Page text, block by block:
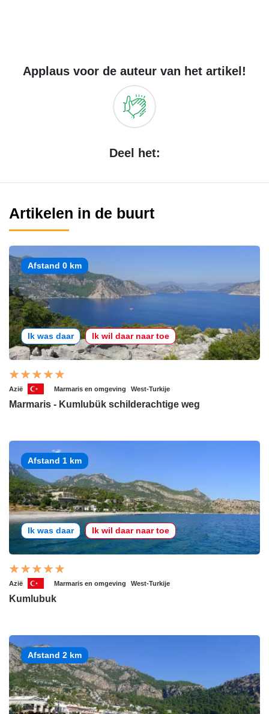
Applaus voor de auteur van het artikel!
Deel het:
Artikelen in de buurt
Afstand 0 km
Ik was daar Ik wil daar naar toe
Azië Marmaris en omgeving West-Turkije
Marmaris - Kumlubük schilderachtige weg
Afstand 1 km
Ik was daar Ik wil daar naar toe
Azië Marmaris en omgeving West-Turkije
Kumlubuk
Afstand 2 km